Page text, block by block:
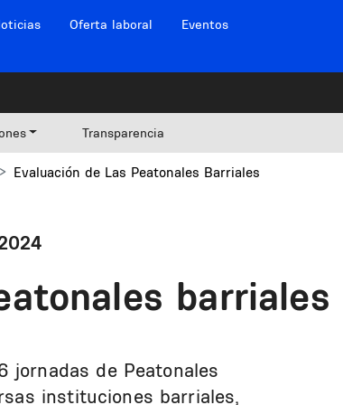
Oferta laboral Eventos
Transparencia
Evaluación de Las Peatonales Barriales
barriales
jornadas de Peatonales
instituciones barriales,